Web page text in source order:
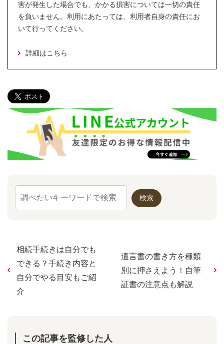
害が発生した場合でも、かかる損害については一切の責任
を負いません。利用にあたっては、利用者自身の責任にお
いて行ってください。
詳細はこちら
相続手続きは自分でも
できる？手続き内容と
自分でやる目安もご紹
介
遺言書の書き方を種類
別に押さえよう！自筆
証書の注意点も解説
この記事を監修した⼈